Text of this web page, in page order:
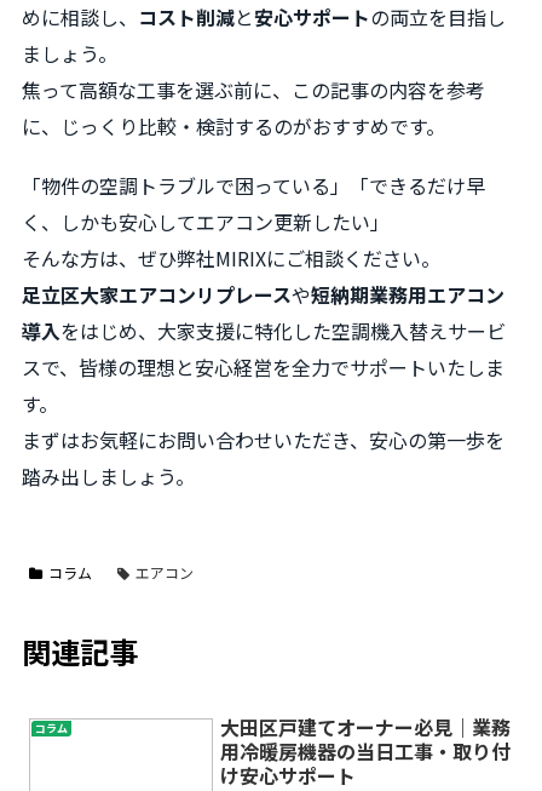
めに相談し、 コスト削減と安心サポートの両立を目指し
ましょう。
焦って高額な工事を選ぶ前に、この記事の内容を参考
に、じっくり比較・検討するのがおすすめです。
「物件の空調トラブルで困っている」「できるだけ早
く、しかも安心してエアコン更新したい」
そんな方は、ぜひ弊社MIRIXにご相談ください。
足立区大家エアコンリプレースや短納期業務用エアコン
導入をはじめ、大家支援に特化した空調機入替えサービ
スで、皆様の理想と安心経営を全力でサポートいたしま
す。
まずはお気軽にお問い合わせいただき、安心の第一歩を
踏み出しましょう。
コラム エアコン
関連記事
コラム
大田区戸建てオーナー必見｜業務
用冷暖房機器の当日工事・取り付
け安心サポート